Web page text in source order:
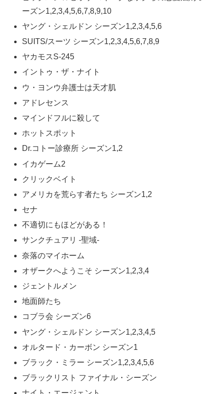
ーズン1,2,3,4,5,6,7,8,9,10
ヤング・シェルドン シーズン1,2,3,4,5,6
SUITS/スーツ シーズン1,2,3,4,5,6,7,8,9
ヤカモスS-245
イントゥ・ザ・ナイト
ウ・ヨンウ弁護士は天才肌
アドレセンス
マインドフルに殺して
ホットスポット
Dr.コトー診療所 シーズン1,2
イカゲーム2
クリックベイト
アメリカを荒らす者たち シーズン1,2
セナ
不適切にもほどがある！
サンクチュアリ -聖域-
奈落のマイホーム
オザークへようこそ シーズン1,2,3,4
ジェントルメン
地面師たち
コブラ会 シーズン6
ヤング・シェルドン シーズン1,2,3,4,5
オルタード・カーボン シーズン1
ブラック・ミラー シーズン1,2,3,4,5,6
ブラックリスト ファイナル・シーズン